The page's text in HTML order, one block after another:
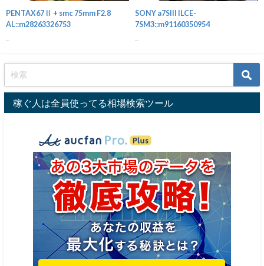
PENTAX67Ⅱ + smc 75mm F2.8
AL::m28263326753
SONY a7SIII ILCE-
7SM3::m91160350954
稼ぐ人は全員使ってる相場検索ツール